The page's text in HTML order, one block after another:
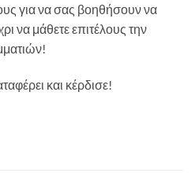
για να σας βοηθήσουν να
να μάθετε επιτέλους την
και κέρδισε!